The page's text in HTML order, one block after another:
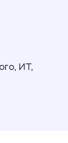
ИТ,